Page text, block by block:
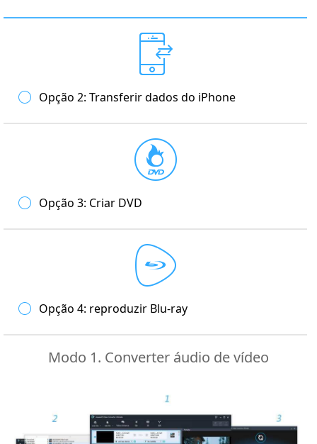
Opção 2: Transferir dados do iPhone
Opção 3: Criar DVD
Opção 4: reproduzir Blu-ray
Modo 1. Converter áudio de vídeo